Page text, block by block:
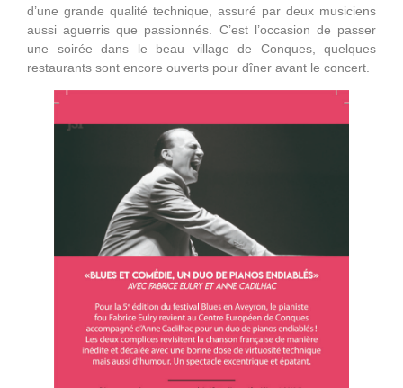
d’une grande qualité technique, assuré par deux musiciens
aussi aguerris que passionnés. C’est l’occasion de passer
une soirée dans le beau village de Conques, quelques
restaurants sont encore ouverts pour dîner avant le concert.